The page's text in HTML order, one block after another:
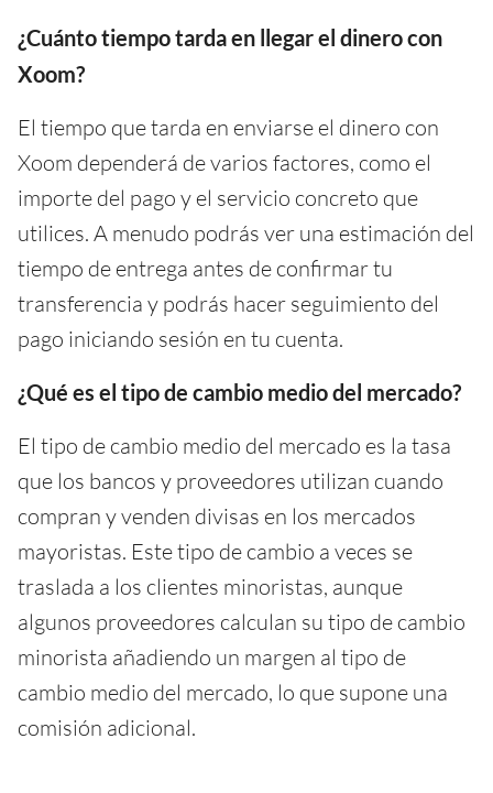
¿Cuánto tiempo tarda en llegar el dinero con
Xoom?
El tiempo que tarda en enviarse el dinero con
Xoom dependerá de varios factores, como el
importe del pago y el servicio concreto que
utilices. A menudo podrás ver una estimación del
tiempo de entrega antes de confirmar tu
transferencia y podrás hacer seguimiento del
pago iniciando sesión en tu cuenta.
¿Qué es el tipo de cambio medio del mercado?
El tipo de cambio medio del mercado es la tasa
que los bancos y proveedores utilizan cuando
compran y venden divisas en los mercados
mayoristas. Este tipo de cambio a veces se
traslada a los clientes minoristas, aunque
algunos proveedores calculan su tipo de cambio
minorista añadiendo un margen al tipo de
cambio medio del mercado, lo que supone una
comisión adicional.